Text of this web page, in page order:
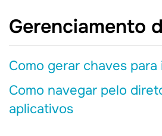
Gerenciamento
Como gerar chaves
Como navegar pelo
aplicativos